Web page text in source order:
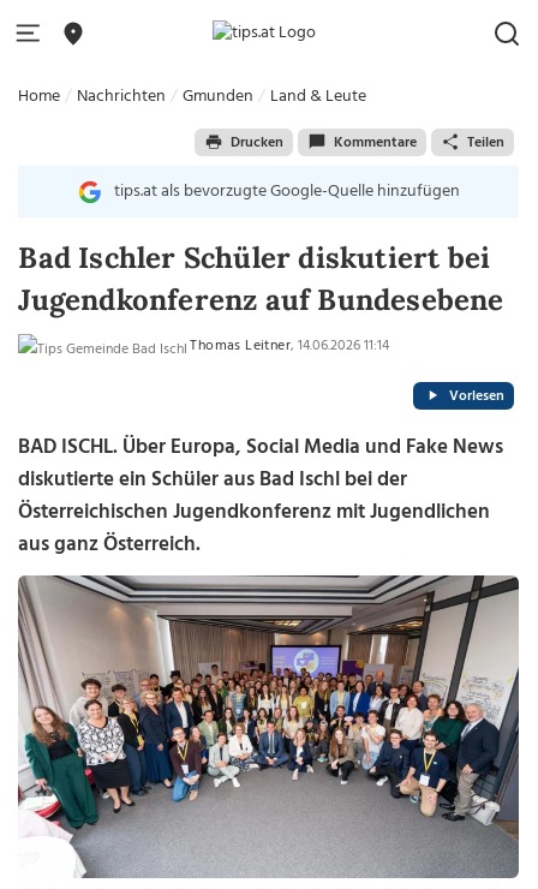
Home Nachrichten Gmunden Land & Leute
Drucken Kommentare Teilen
tips.at als bevorzugte Google-Quelle hinzufügen
Bad Ischler Schüler diskutiert bei
Jugendkonferenz auf Bundesebene
Thomas Leitner, 14.06.2026 11:14
Vorlesen
BAD ISCHL. Über Europa, Social Media und Fake News
diskutierte ein Schüler aus Bad Ischl bei der
Österreichischen Jugendkonferenz mit Jugendlichen
aus ganz Österreich.